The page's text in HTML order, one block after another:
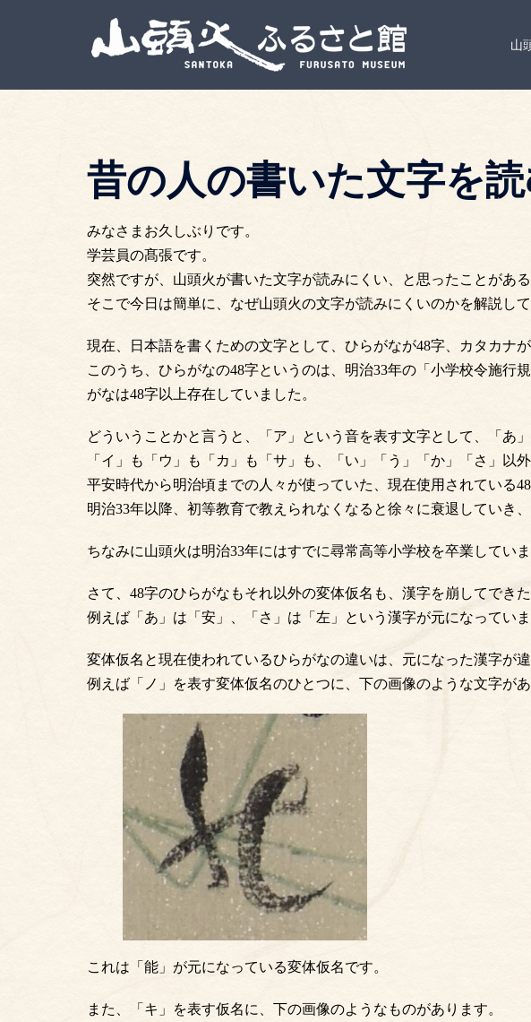
山
昔の人の書いた文字を
みなさまお久しぶりです。
学芸員の髙張です。
突然ですが、山頭火が書いた文字が読みにくい、と思ったことがあ
そこで今日は簡単に、なぜ山頭火の文字が読みにくいのかを解説して
現在、日本語を書くための文字として、ひらがなが48字、カタカナ
このうち、ひらがなの48字というのは、明治33年の「小学校令施
がなは48字以上存在していました。
どういうことかと言うと、「ア」という音を表す文字として、「あ
「イ」も「ウ」も「カ」も「サ」も、「い」「う」「か」「さ」以
平安時代から明治頃までの人々が使っていた、現在使用されている
明治33年以降、初等教育で教えられなくなると徐々に衰退していき
ちなみに山頭火は明治33年にはすでに尋常高等小学校を卒業してい
さて、48字のひらがなもそれ以外の変体仮名も、漢字を崩してできた
例えば「あ」は「安」、「さ」は「左」という漢字が元になっていま
変体仮名と現在使われているひらがなの違いは、元になった漢字が違
例えば「ノ」を表す変体仮名のひとつに、下の画像のような文字があ
これは「能」が元になっている変体仮名です。
また、「キ」を表す仮名に、下の画像のようなものがあります。